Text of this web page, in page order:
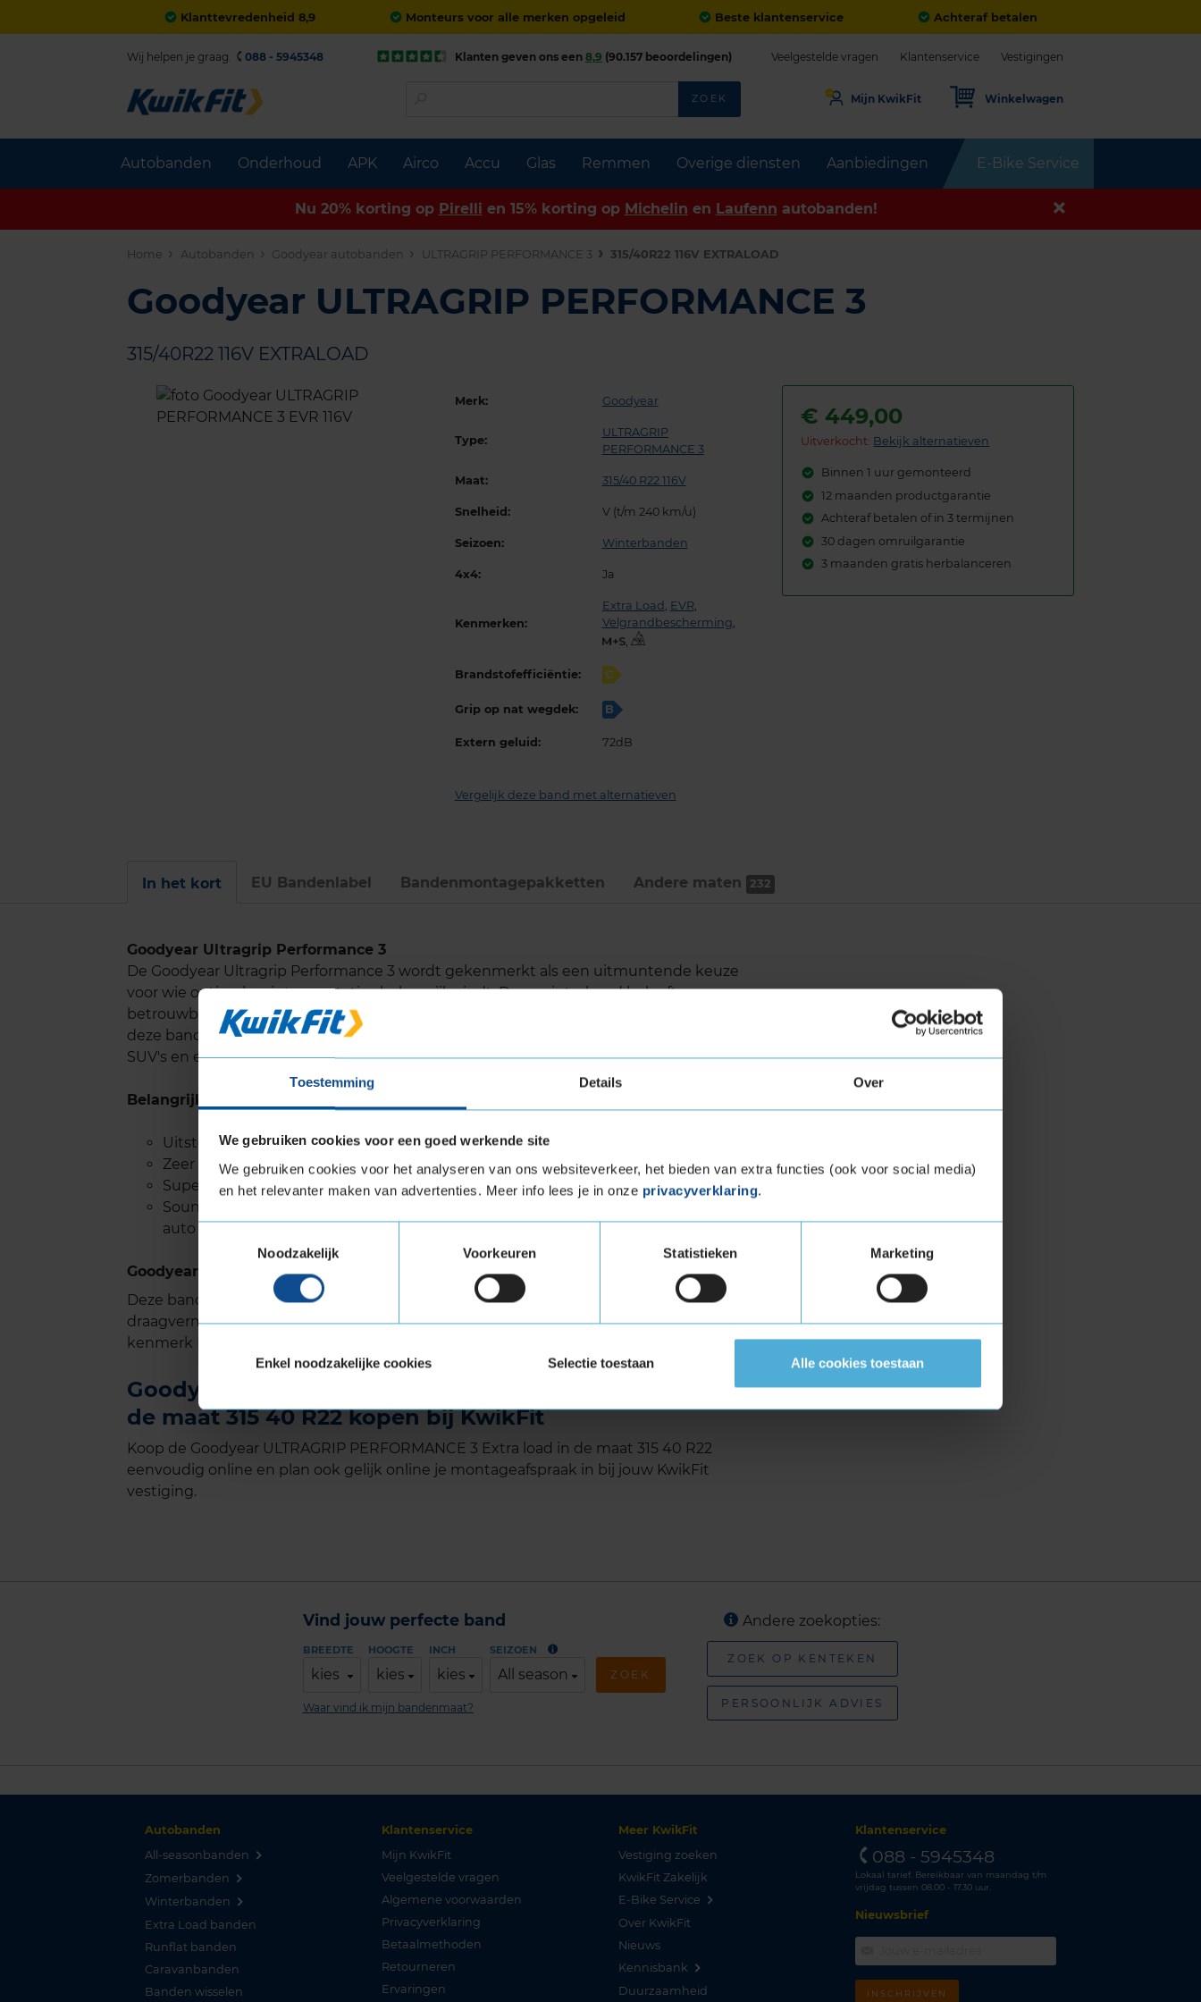
Toestemming Details Over
We gebruiken cookies voor een goed werkende site
We gebruiken cookies voor het analyseren van ons websiteverkeer, het bieden van extra functies (ook voor social media)
en het relevanter maken van advertenties. Meer info lees je in onze privacyverklaring.
Noodzakelijk
Voorkeuren Statistieken Marketing
Enkel noodzakelijke cookies Selectie toestaan Alle cookies toestaan
Klanttevredenheid 8,9 Monteurs voor alle merken opgeleid Beste klantenservice Achteraf betalen
Autobanden Onderhoud APK Airco Accu Glas Remmen Overige diensten Aanbiedingen E-Bike Service
Wij helpen je graag. 088 - 5945348 Klanten geven ons een 8,9 (90.157 beoordelingen) Veelgestelde vragen Klantenservice Vestigingen
ZOEK Mijn KwikFit Winkelwagen
Nu 20% korting op Pirelli en 15% korting op Michelin en Laufenn autobanden!
Home Autobanden Goodyear autobanden ULTRAGRIP PERFORMANCE 3 315/40R22 116V EXTRALOAD
Goodyear ULTRAGRIP PERFORMANCE 3
315/40R22 116V EXTRALOAD
Merk: Goodyear
Type:
ULTRAGRIP
PERFORMANCE 3
Maat: 315/40 R22 116V
Snelheid: V (t/m 240 km/u)
Seizoen: Winterbanden
4x4: Ja
Kenmerken:
Extra Load , EVR,
Velgrandbescherming,
,
Brandstofefficiëntie: C
Grip op nat wegdek: B
Extern geluid: 72dB
Vergelijk deze band met alternatieven
€ 449,00
Uitverkocht: Bekijk alternatieven
Binnen 1 uur gemonteerd
12 maanden productgarantie
Achteraf betalen of in 3 termijnen
30 dagen omruilgarantie
3 maanden gratis herbalanceren
In het kort EU Bandenlabel Bandenmontage­pakketten Andere maten 232
Goodyear Ultragrip Performance 3
De Goodyear Ultragrip Performance 3 wordt gekenmerkt als een uitmuntende keuze
voor wie optimale winterprestaties belangrijk vindt. Deze winterband belooft
betrouwbare handling en tractie onder diverse koude weersomstandigheden, wat
deze band een ideale keuze maakt voor een breed scala aan voertuigen, waaronder
SUV's en elektrische auto's.
Belangrijke eigenschappen
Uitstekende grip op sneeuw, mede dankzij de SnowProtect-technologie
Zeer goede prestaties op nat wegdek
Superieure remcapaciteit op sneeuw
SoundComfort technologie zorgt ervoor dat het interne geluidsniveau van de
auto tot wel 50% vermindert
Goodyear ULTRAGRIP PERFORMANCE 3 met Extra Load (verstevigde band)
Deze band is ook geschikt voor voertuigen die banden met een hoger
draagvermogen nodig hebben. Verstevigde banden zijn te herkennen aan het
kenmerk Extra Load.
Goodyear ULTRAGRIP PERFORMANCE 3 Extra load in
de maat 315 40 R22 kopen bij KwikFit
Koop de Goodyear ULTRAGRIP PERFORMANCE 3 Extra load in de maat 315 40 R22
eenvoudig online en plan ook gelijk online je montageafspraak in bij jouw KwikFit
vestiging.
Vind jouw perfecte band
BREEDTE
kies
HOOGTE
kies
INCH
kies
SEIZOEN
All season ZOEK
Waar vind ik mijn bandenmaat?
Andere zoekopties:
ZOEK OP KENTEKEN
PERSOONLIJK ADVIES
Autobanden
All-seasonbanden
Zomerbanden
Winterbanden
Extra Load banden
Runflat banden
Caravanbanden
Banden wisselen
Klantenservice
Mijn KwikFit
Veelgestelde vragen
Algemene voorwaarden
Privacyverklaring
Betaalmethoden
Retourneren
Ervaringen
Meer KwikFit
Vestiging zoeken
KwikFit Zakelijk
E-Bike Service
Over KwikFit
Nieuws
Kennisbank
Duurzaamheid
Klantenservice
088 - 5945348
Lokaal tarief. Bereikbaar van maandag t/m
vrijdag tussen 08.00 - 17.30 uur.
Nieuwsbrief
INSCHRIJVEN